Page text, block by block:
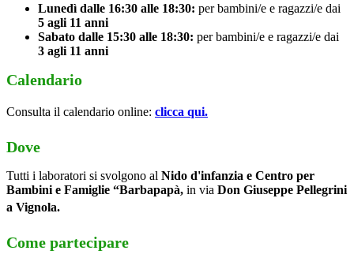
Lunedì dalle 16:30 alle 18:30: per bambini/e e ragazzi/e dai
5 agli 11 anni
Sabato dalle 15:30 alle 18:30: per bambini/e e ragazzi/e dai
3 agli 11 anni
Calendario
Consulta il calendario online: clicca qui.
Dove
Tutti i laboratori si svolgono al Nido d'infanzia e Centro per
Bambini e Famiglie “Barbapapà, in via Don Giuseppe Pellegrini
a Vignola.
Come partecipare